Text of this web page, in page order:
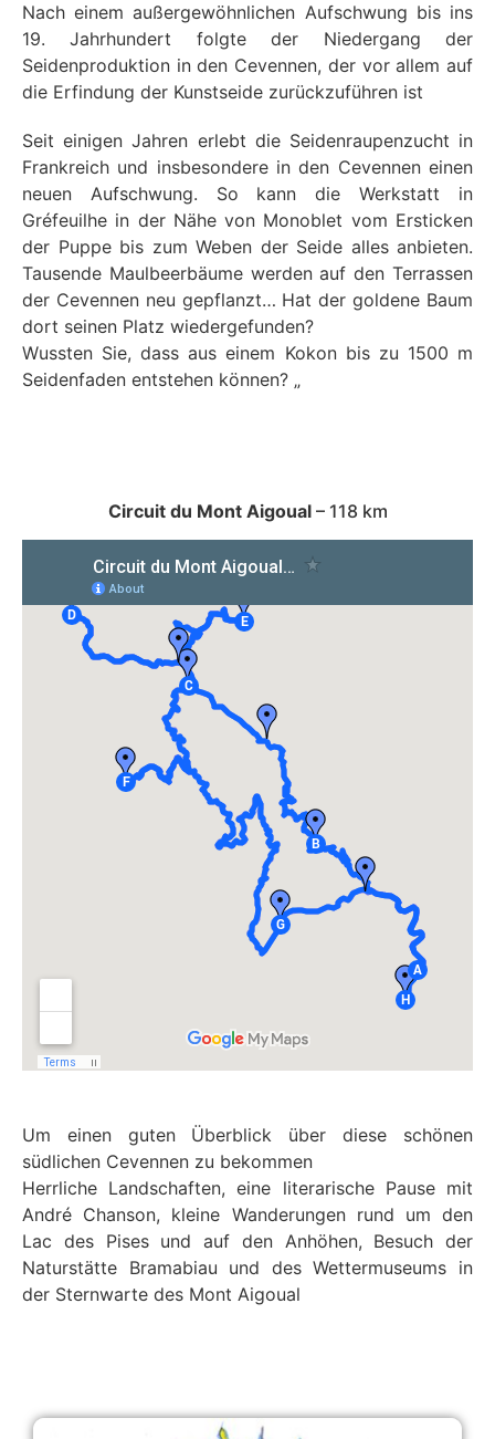
Nach einem außergewöhnlichen Aufschwung bis ins
19. Jahrhundert folgte der Niedergang der
Seidenproduktion in den Cevennen, der vor allem auf
die Erfindung der Kunstseide zurückzuführen ist
Seit einigen Jahren erlebt die Seidenraupenzucht in
Frankreich und insbesondere in den Cevennen einen
neuen Aufschwung. So kann die Werkstatt in
Gréfeuilhe in der Nähe von Monoblet vom Ersticken
der Puppe bis zum Weben der Seide alles anbieten.
Tausende Maulbeerbäume werden auf den Terrassen
der Cevennen neu gepflanzt… Hat der goldene Baum
dort seinen Platz wiedergefunden?
Wussten Sie, dass aus einem Kokon bis zu 1500 m
Seidenfaden entstehen können? „
Circuit du Mont Aigoual – 118 km
Um einen guten Überblick über diese schönen
südlichen Cevennen zu bekommen
Herrliche Landschaften, eine literarische Pause mit
André Chanson, kleine Wanderungen rund um den
Lac des Pises und auf den Anhöhen, Besuch der
Naturstätte Bramabiau und des Wettermuseums in
der Sternwarte des Mont Aigoual